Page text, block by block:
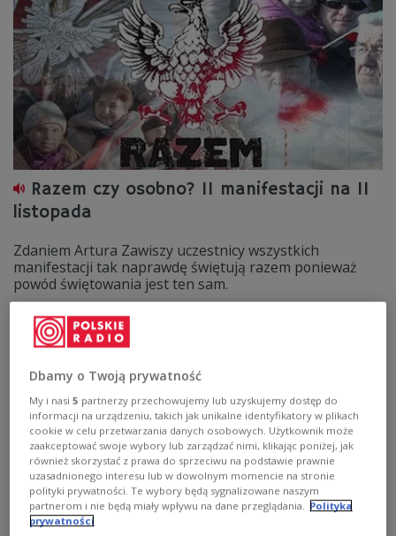
Razem czy osobno? 11 manifestacji na 11
listopada
Zdaniem Artura Zawiszy uczestnicy wszystkich
manifestacji tak naprawdę świętują razem ponieważ
powód świętowania jest ten sam.
Zobacz więcej na temat:11 listopada Bronisław Komorowski
polityka prezydent
Dbamy o Twoją prywatność
My i nasi5 partnerzy przechowujemy lub uzyskujemy dostęp do
informacji na urządzeniu, takich jak unikalne identyfikatory w plikach
cookie w celu przetwarzania danych osobowych. Użytkownik może
zaakceptować swoje wybory lub zarządzać nimi, klikając poniżej, jak
również skorzystać z prawa do sprzeciwu na podstawie prawnie
uzasadnionego interesu lub w dowolnym momencie na stronie
polityki prywatności. Te wybory będą sygnalizowane naszym
partnerom i nie będą miały wpływu na dane przeglądania. Polityka
prywatności